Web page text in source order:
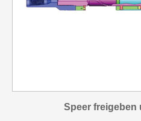
Speer freigeben